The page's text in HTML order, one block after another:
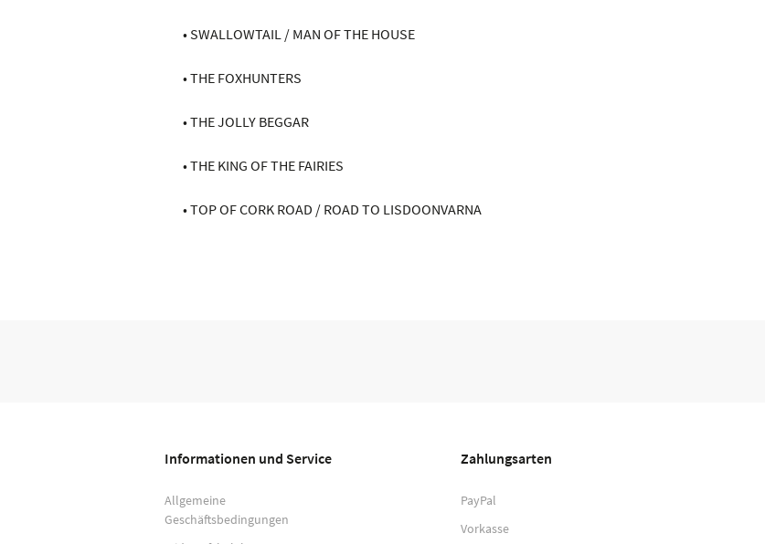
• SWALLOWTAIL / MAN OF THE HOUSE
• THE FOXHUNTERS
• THE JOLLY BEGGAR
• THE KING OF THE FAIRIES
• TOP OF CORK ROAD / ROAD TO LISDOONVARNA
Informationen und Service
Allgemeine
Geschäftsbedingungen
Zahlungsarten
PayPal
Vorkasse